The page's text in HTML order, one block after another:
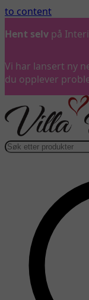
to content
Ring oss
Vi har lansert ny
du opplever